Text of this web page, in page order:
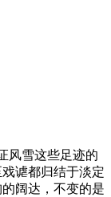
风雪这些足迹的
谑都归结于淡定
阔达，不变的是